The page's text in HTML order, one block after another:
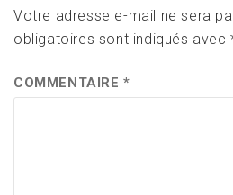
Votre adresse e-mail ne sera
obligatoires sont indiqués avec
COMMENTAIRE*